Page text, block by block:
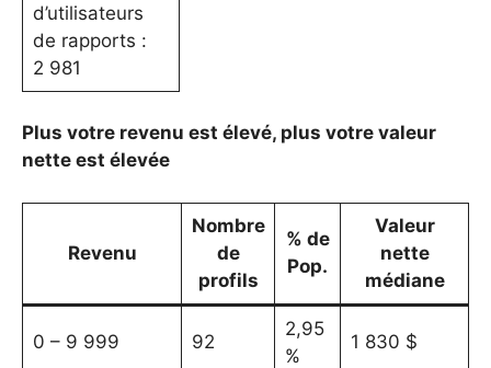
d’utilisateurs
de rapports :
2 981
Plus votre revenu est élevé, plus votre valeur
nette est élevée
Revenu
Nombre
de
profils
% de
Pop.
Valeur
nette
médiane
0 – 9 999 92
2,95
%
1 830 $